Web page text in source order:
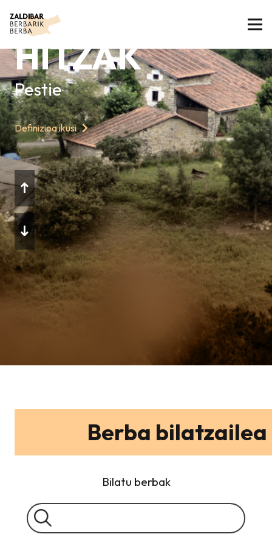
GAURKO
HITZAK
Pestie
Definizioa ikusi
Berba bilatzailea
Bilatu berbak